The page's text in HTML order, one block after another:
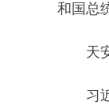
和国总
天安
习近